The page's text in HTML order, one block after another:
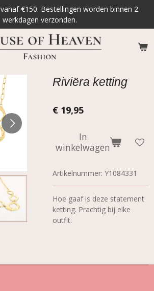
€150. Bestellingen worden binnen 2
werkdagen verzonden.
Riviëra ketting
€ 19,95
In
winkelwagen
Artikelnummer: Y1084331
Hoe gaaf is deze statement
ketting. Prachtig bij elke
outfit.